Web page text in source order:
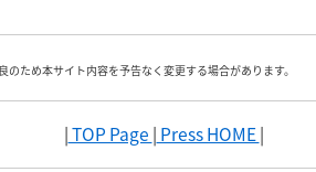
ため本サイト内容を予告なく変更する場合があります。
|TOP Page | Press HOME|